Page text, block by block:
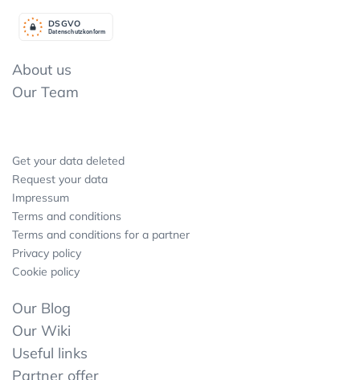
Datenschutzkonform
DSGVO
About us
Our Team
Get your data deleted
Request your data
Impressum
Terms and conditions
Terms and conditions for a partner
Privacy policy
Cookie policy
Our Blog
Our Wiki
Useful links
Partner offer